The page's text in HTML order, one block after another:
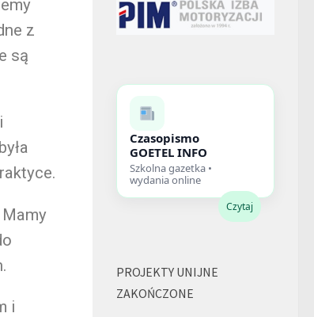
z
są
i
Czasopismo
GOETEL INFO
Szkolna gazetka •
wydania online
Czytaj
PROJEKTY UNIJNE
ZAKOŃCZONE